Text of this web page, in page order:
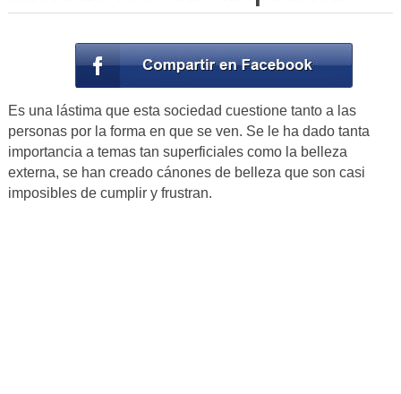
Es una lástima que esta sociedad cuestione tanto a las
personas por la forma en que se ven. Se le ha dado tanta
importancia a temas tan superficiales como la belleza
externa, se han creado cánones de belleza que son casi
imposibles de cumplir y frustran.